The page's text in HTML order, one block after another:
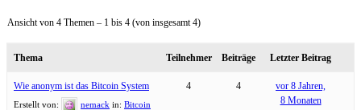
Ansicht von 4 Themen – 1 bis 4 (von insgesamt 4)
Thema Teilnehmer Beiträge Letzter Beitrag
Wie anonym ist das Bitcoin System
Erstellt von: nemack in: Bitcoin
4 4
vor 8 Jahren,
8 Monaten